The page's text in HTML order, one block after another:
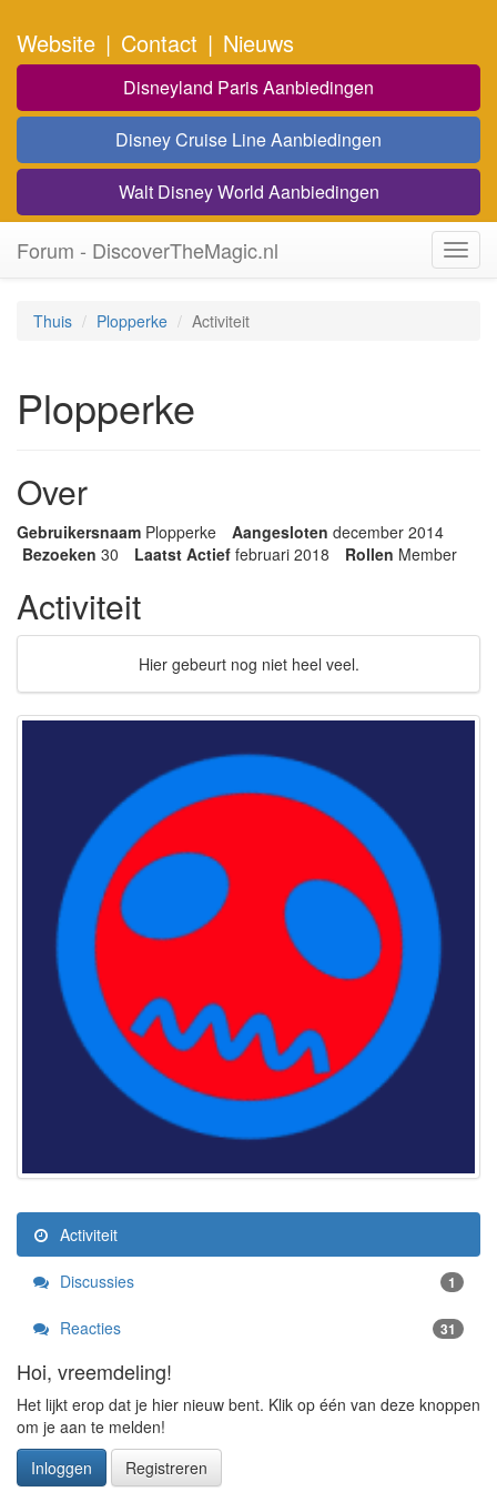
Website | Contact | Nieuws
Disneyland Paris Aanbiedingen
Disney Cruise Line Aanbiedingen
Walt Disney World Aanbiedingen
Forum - DiscoverTheMagic.nl
Thuis Plopperke Activiteit
Plopperke
Over
Gebruikersnaam Plopperke Aangesloten december 2014
Bezoeken 30 Laatst Actief februari 2018 Rollen Member
Activiteit
Hier gebeurt nog niet heel veel.
Activiteit
Discussies 1
Reacties 31
Hoi, vreemdeling!
Het lijkt erop dat je hier nieuw bent. Klik op één van deze knoppen
om je aan te melden!
Inloggen
Registreren